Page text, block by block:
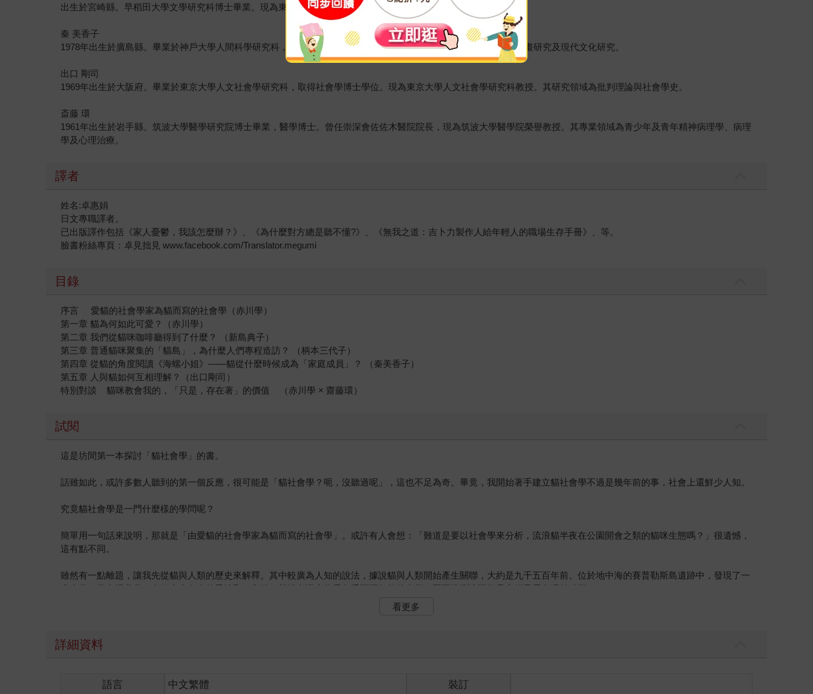
出生於宮崎縣。早稻田大學文學研究科博士畢業。現為東京國際大學教授。專業為身體、媒體、飲食社會學。
秦 美香子
1978年出生於廣島縣。畢業於神戶大學人間科學研究科，獲博士學位（學術）。現為花園大學文學部教授。專業為漫畫研究及現代文化研究。
出口 剛司
1969年出生於大阪府。畢業於東京大學人文社會學研究科，取得社會學博士學位。現為東京大學人文社會學研究科教授。其研究領域為批判理論與社會學史。
斎藤 環
1961年出生於岩手縣。筑波大學醫學研究院博士畢業，醫學博士。曾任崇深會佐佐木醫院院長，現為筑波大學醫學院榮譽教授。其專業領域為青少年及青年精神病理學、病理
學及心理治療。
譯者
姓名:卓惠娟
日文專職譯者。
已出版譯作包括《家人憂鬱，我該怎麼辦？》、《為什麼對方總是聽不懂?》、《無我之道：吉卜力製作人給年輕人的職場生存手冊》、等。
臉書粉絲專頁：卓見拙見 www.facebook.com/Translator.megumi
目錄
序言 愛貓的社會學家為貓而寫的社會學（赤川學）
第一章 貓為何如此可愛？（赤川學）
第二章 我們從貓咪咖啡廳得到了什麼？ （新島典子）
第三章 普通貓咪聚集的「貓島」，為什麼人們專程造訪？ （柄本三代子）
第四章 從貓的角度閱讀《海螺小姐》——貓從什麼時候成為「家庭成員」？ （秦美香子）
第五章 人與貓如何互相理解？（出口剛司）
特別對談 貓咪教會我的，「只是，存在著」的價值 （赤川學 × 齋藤環）
試閱
這是坊間第一本探討「貓社會學」的書。
話雖如此，或許多數人聽到的第一個反應，很可能是「貓社會學？呃，沒聽過呢」，這也不足為奇。畢竟，我開始著手建立貓社會學不過是幾年前的事，社會上還鮮少人知。
究竟貓社會學是一門什麼樣的學問呢？
簡單用一句話來說明，那就是「由愛貓的社會學家為貓而寫的社會學」。或許有人會想：「難道是要以社會學來分析，流浪貓半夜在公園開會之類的貓咪生態嗎？」很遺憾，
這有點不同。
雖然有一點離題，讓我先從貓與人類的歷史來解釋。其中較廣為人知的說法，據說貓與人類開始產生關聯，大約是九千五百年前。位於地中海的賽普勒斯島遺跡中，發現了一
處古墓，墓中埋葬著一名三十歲左右的男性和一隻貓，根據考證大約是九千五百年前的古墓，因而推測這可能是家貓最早出現的時期。
於實用價值。
近年的事。在這樣的背景下，日本在二○一七年貓的飼養數量首次超過狗，從那時起，「貓熱潮」開始在各地引起話題。
看更多
詳細資料
語言 中文繁體 裝訂